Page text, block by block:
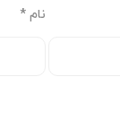
نام*